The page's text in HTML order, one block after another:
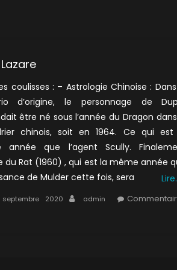
Lazare
coulisses : – Astrologie Chinoise :
d’origine, le personnage de
être né sous l’année du Dragon
chinois, soit en 1964. Ce qui est
année que l’agent Scully.
du Rat (1960) , qui est la même année
de Mulder cette fois, sera
2020 Author
admin
sur